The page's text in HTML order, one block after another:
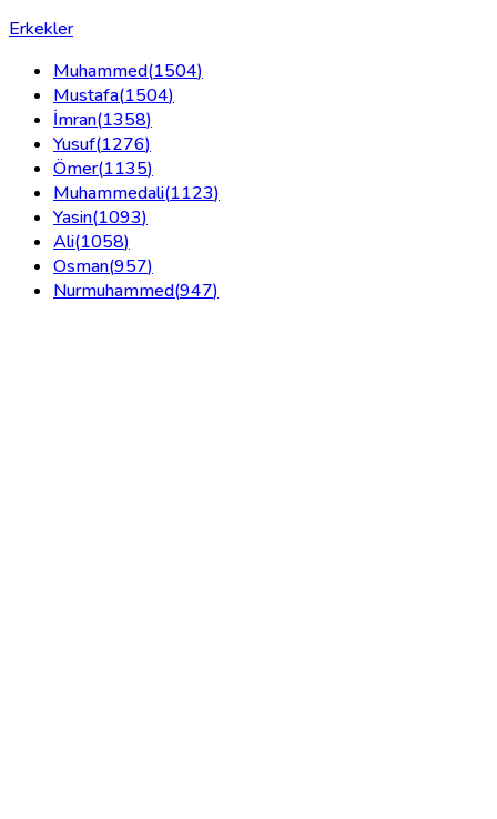
Erkekler
Muhammed(1504)
Mustafa(1504)
İmran(1358)
Yusuf(1276)
Ömer(1135)
Muhammedali(1123)
Yasin(1093)
Ali(1058)
Osman(957)
Nurmuhammed(947)